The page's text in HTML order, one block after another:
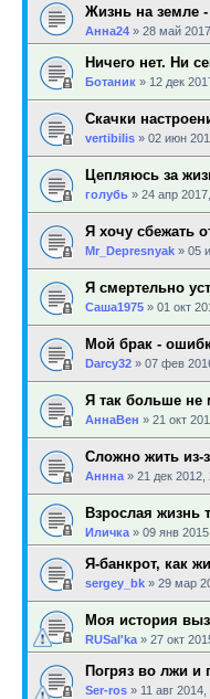
Жизнь на земле -
Анна24 » 28 май
Ничего нет. Ни
Ботаник » 12 дек
Скачки
vertibilis » 02 июн
Цепляюсь за
голубь » 24 апр
Я хочу сбежать
Mr_Depresnyak » 05
Я смертельно
Саша1975 » 01 окт
Мой брак -
Darcy32 » 07 фев
Я так больше не
АннаВен » 21 окт
Сложно жить из-
Аннна » 21 дек 2012,
Взрослая жизнь
Иличка » 09 янв
Я-банкрот, как
sergey_bk » 29 мар
Моя история
RUSal'ka » 27 окт
Погряз во лжи и
Ser-ros » 11 авг